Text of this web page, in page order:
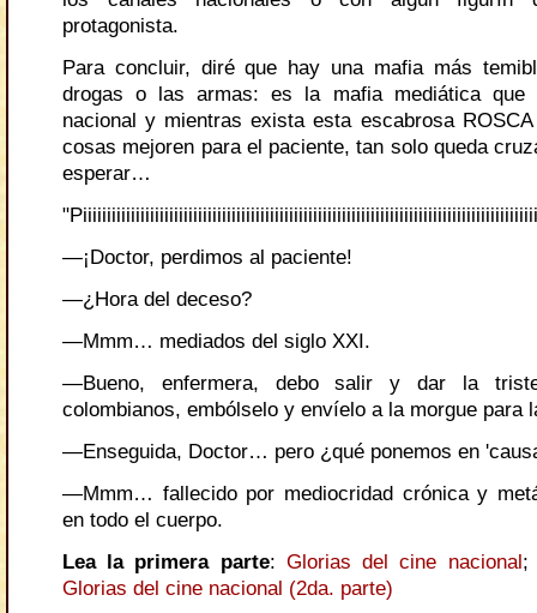
protagonista.
Para concluir, diré que hay una mafia más
drogas o las armas: es la mafia mediática que
nacional y mientras exista esta escabrosa
cosas mejoren para el paciente, tan solo queda
esperar…
—¡Doctor, perdimos al paciente!
—¿Hora del deceso?
—Mmm… mediados del siglo XXI.
—Bueno, enfermera, debo salir y dar la
colombianos, embólselo y envíelo a la morgue para
—Enseguida, Doctor… pero ¿qué ponemos en
—Mmm… fallecido por mediocridad crónica y
en todo el cuerpo.
Lea la primera parte: Glorias del cine nacional
Glorias del cine nacional (2da. parte)